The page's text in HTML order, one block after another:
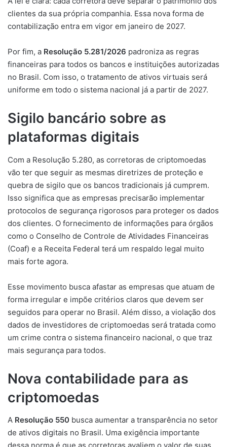
clientes da sua própria companhia. Essa nova forma de
contabilização entra em vigor em janeiro de 2027.
Por fim, a Resolução 5.281/2026 padroniza as regras
financeiras para todos os bancos e instituições autorizadas
no Brasil. Com isso, o tratamento de ativos virtuais será
uniforme em todo o sistema nacional já a partir de 2027.
Sigilo bancário sobre as
plataformas digitais
Com a Resolução 5.280, as corretoras de criptomoedas
vão ter que seguir as mesmas diretrizes de proteção e
quebra de sigilo que os bancos tradicionais já cumprem.
Isso significa que as empresas precisarão implementar
protocolos de segurança rigorosos para proteger os dados
dos clientes. O fornecimento de informações para órgãos
como o Conselho de Controle de Atividades Financeiras
(Coaf) e a Receita Federal terá um respaldo legal muito
mais forte agora.
Esse movimento busca afastar as empresas que atuam de
forma irregular e impõe critérios claros que devem ser
seguidos para operar no Brasil. Além disso, a violação dos
dados de investidores de criptomoedas será tratada como
um crime contra o sistema financeiro nacional, o que traz
mais segurança para todos.
Nova contabilidade para as
criptomoedas
A Resolução 550 busca aumentar a transparência no setor
de ativos digitais no Brasil. Uma exigência importante